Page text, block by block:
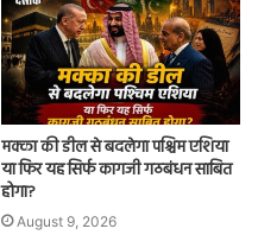
मक्का की डील से बदलेगा पश्चिम एशिया
या फिर यह सिर्फ कागजी गठबंधन साबित
होगा?
August 9, 2026